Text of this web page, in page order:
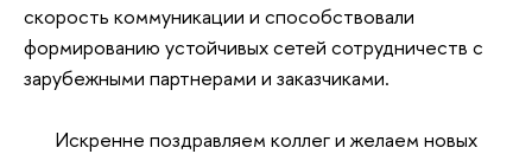
скорость коммуникации и способствовали
формированию устойчивых сетей сотрудничеств с
зарубежными партнерами и заказчиками.
Искренне поздравляем коллег и желаем новых